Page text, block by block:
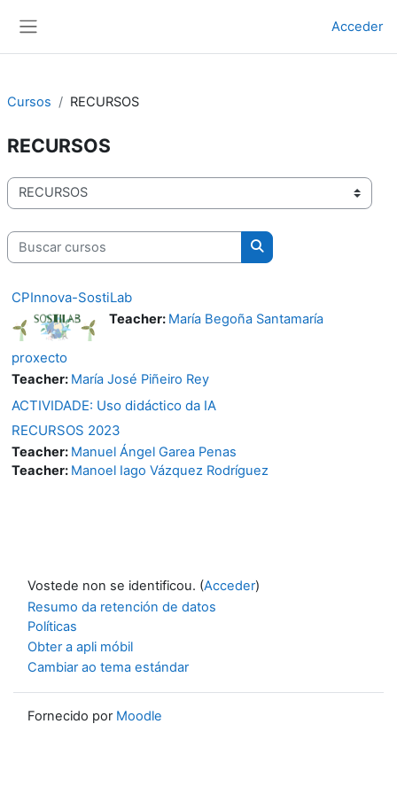
Acceder
Cursos RECURSOS
RECURSOS
Categorías de cursos
Buscar cursos
Buscar cursos
CPInnova-SostiLab
Teacher: María Begoña Santamaría
proxecto
Teacher: María José Piñeiro Rey
ACTIVIDADE: Uso didáctico da IA
RECURSOS 2023
Teacher: Manuel Ángel Garea Penas
Teacher: Manoel Iago Vázquez Rodríguez
Vostede non se identificou. (Acceder)
Resumo da retención de datos
Políticas
Obter a apli móbil
Cambiar ao tema estándar
Fornecido por Moodle